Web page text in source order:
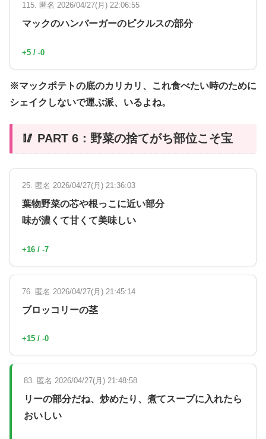
115. 匿名 2026/04/27(月) 22:06:55
マックのハンバーガーのピクルスの部分
+5 / -0
※マックポテトの底のカリカリ、これ食べたい時のために
シェイクしないで運ぶ派、いるよね。
🥢 PART 6：野菜の捨てがち部位こそ宝
25. 匿名 2026/04/27(月) 21:36:03
葉物野菜の芯や根っこに近い部分
味が濃くて甘くて美味しい
+16 / -7
76. 匿名 2026/04/27(月) 21:45:14
ブロッコリーの茎
+15 / -0
83. 匿名 2026/04/27(月) 21:48:58
リーの部分だね、炒めたり、煮てスープに入れたら
おいしい